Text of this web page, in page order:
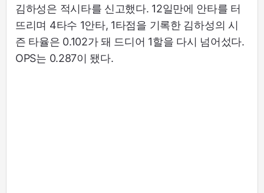
김하성은 적시타를 신고했다. 12일만에 안타를 터
뜨리며 4타수 1안타, 1타점을 기록한 김하성의 시
즌 타율은 0.102가 돼 드디어 1할을 다시 넘어섰다.
OPS는 0.287이 됐다.